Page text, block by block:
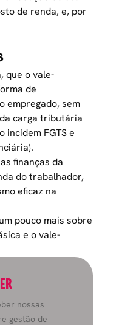
de renda, e, por
que o vale-
de
empregado, sem
carga tributária
incidem FGTS e
finanças da
do trabalhador,
eficaz na
pouco mais sobre
e o vale-
nossas
gestão de